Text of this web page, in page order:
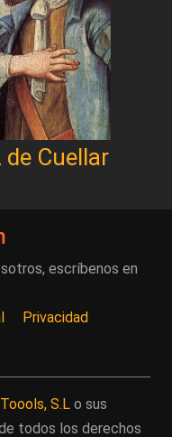
de Cuellar
escríbenos en
Privacidad
Toools, S.L o sus
todos los derechos